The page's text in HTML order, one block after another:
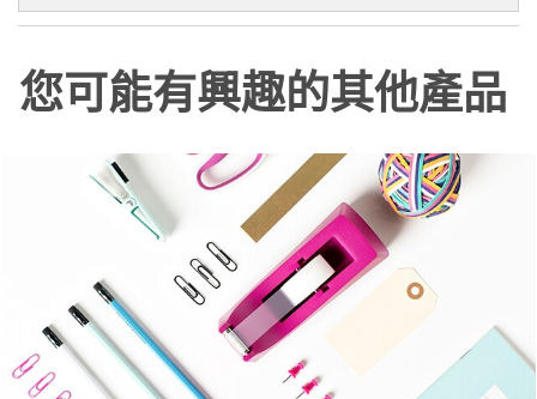
您可能有興趣的其他產品